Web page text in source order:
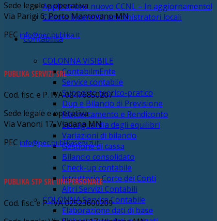
Applicazione nuovo CCNL – In aggiornamento!
Calcolo indennità amministratori locali
Contabilità
COLONNA VISIBILE
ContabilmEnte
Service contabile
Supporto teorico-pratico
Dup e Bilancio di Previsione
Riaccertamento e Rendiconto
Salvaguardia degli equilibri
Variazioni di bilancio
Gestione di cassa
Bilancio consolidato
Check-up contabile
Istruttorie Corte dei Conti
Altri Servizi Contabili
COLONNA Service Contabile
Elaborazione dati di base
Sede legale e operativa
Via Parigi 6, Porto Mantovano MN
PEC info@pec.publika.it
PUBLIKA SERVIZI SRL
Cod. fisc. e P. IVA 02476850207
Sede legale e operativa
Via Vanoni 17, Viadana MN
PEC info@pec.publikaservizi.it
PUBLIKA STP SRL UNIPERSONALE
Cod. fisc. e P. IVA 02523600209